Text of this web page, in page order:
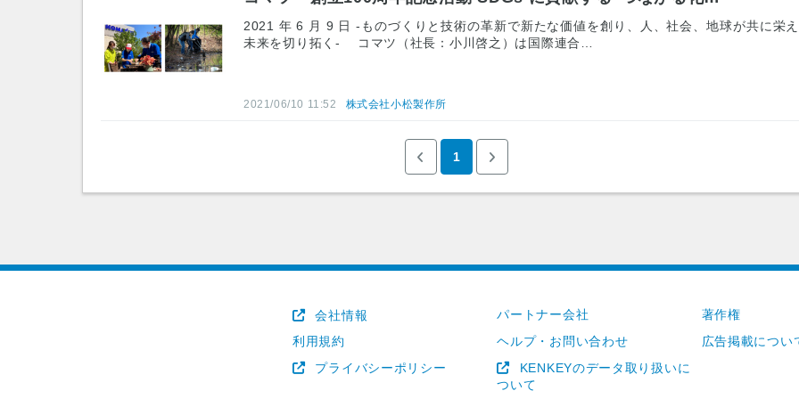
2021 年 6 月 9 日 -ものづくりと技術の革新で新たな価値を創り、人、社会、地球が共に栄
未来を切り拓く- コマツ（社長：小川啓之）は国際連合…
2021/06/10 11:52 株式会社小松製作所
1
会社情報 パートナー会社
著作権
利用規約
ヘルプ・お問い合わせ
広告掲載につい
プライバシーポリシー
KENKEYのデータ取り扱いに
ついて